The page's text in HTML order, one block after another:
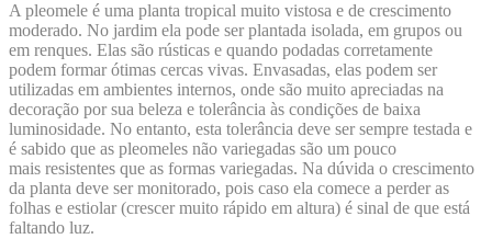
A pleomele é uma planta tropical muito vistosa e de crescimento
moderado. No jardim ela pode ser plantada isolada, em grupos ou
em renques. Elas são rústicas e quando podadas corretamente
podem formar ótimas cercas vivas. Envasadas, elas podem ser
utilizadas em ambientes internos, onde são muito apreciadas na
decoração por sua beleza e tolerância às condições de baixa
luminosidade. No entanto, esta tolerância deve ser sempre testada e
é sabido que as pleomeles não variegadas são um pouco
mais resistentes que as formas variegadas. Na dúvida o crescimento
da planta deve ser monitorado, pois caso ela comece a perder as
folhas e estiolar (crescer muito rápido em altura) é sinal de que está
faltando luz.